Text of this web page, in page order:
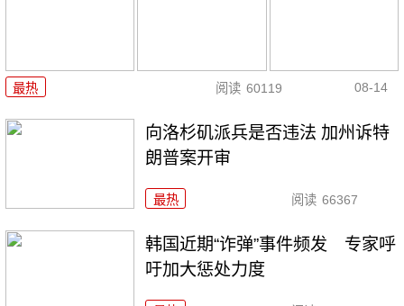
最热 阅读 60119 08-14
向洛杉矶派兵是否违法 加州诉特
朗普案开审
最热 阅读 66367
韩国近期“诈弹”事件频发 专家呼
吁加大惩处力度